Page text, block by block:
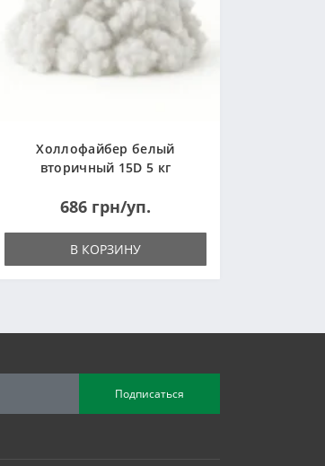
Холлофайбер белый
вторичный 15D 5 кг
686 грн/уп.
В КОРЗИНУ
Подписаться